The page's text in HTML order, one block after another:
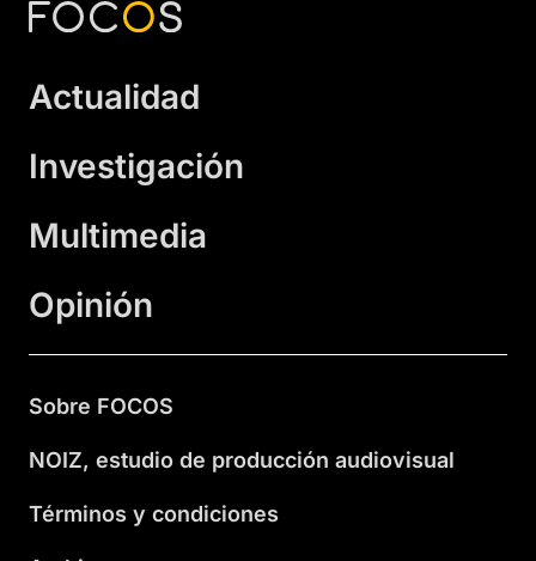
Actualidad
Investigación
Multimedia
Opinión
Sobre FOCOS
NOIZ, estudio de producción audiovisual
Términos y condiciones